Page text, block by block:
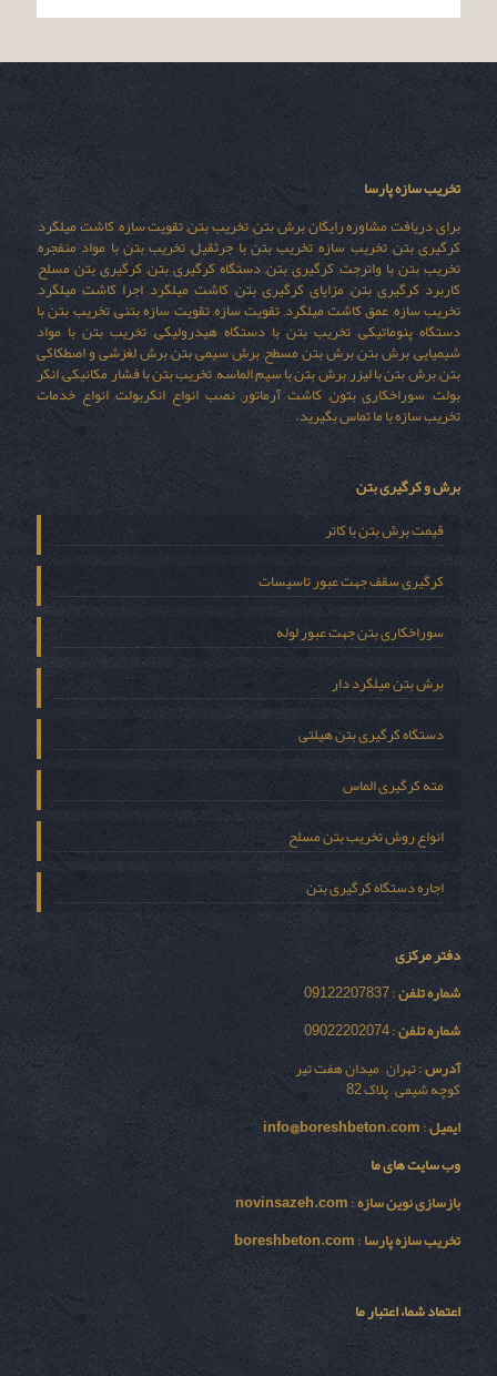
تخریب سازه پارسا
برای دریافت مشاوره رایگان برش بتن, تخریب بتن, تقویت سازه, کاشت میلگرد,
کرگیری بتن, تخریب سازه, تخریب بتن با جرثقیل, تخریب بتن با مواد منفجره,
تخریب بتن با واترجت, کرگیری بتن, دستگاه کرگیری بتن, کرگیری بتن مسلح,
کاربرد کرگیری بتن, مزایای کرگیری بتن, کاشت میلگرد, اجرا کاشت میلگرد,
تخریب سازه, عمق کاشت میلگرد, تقویت سازه, تقویت سازه بتنی, تخریب بتن با
دستگاه پنوماتیکی, تخریب بتن با دستگاه هیدرولیکی, تخریب بتن با مواد
شیمیایی, برش بتن, برش بتن مسطح, برش سیمی بتن, برش لغزشی و اصطکاکی
بتن, برش بتن با لیزر, برش بتن با سیم الماسه, تخریب بتن با فشار مکانیکی, انکر
بولت, سوراخکاری بتون, کاشت آرماتور, نصب انواع انکربولت, انواع خدمات
تخریب سازه با ما تماس بگیرید.
برش و کرگیری بتن
قیمت برش بتن با کاتر
کرگیری سقف جهت عبور تاسیسات
سوراخکاری بتن جهت عبور لوله
برش بتن میلگرد دار
دستگاه کرگیری بتن هیلتی
مته کرگیری الماس
انواع روش تخریب بتن مسلح
اجاره دستگاه کرگیری بتن
دفتر مرکزی
شماره تلفن: 09122207837
شماره تلفن: 09022202074
آدرس: تهران – میدان هفت تیر
کوچه شیمی – پلاک 82
ایمیل:
info@boreshbeton.com
وب سایت های ما
بازسازی نوين سازه:
novinsazeh.com
تخریب سازه پارسا:
boreshbeton.com
اعتماد شما، اعتبار ما